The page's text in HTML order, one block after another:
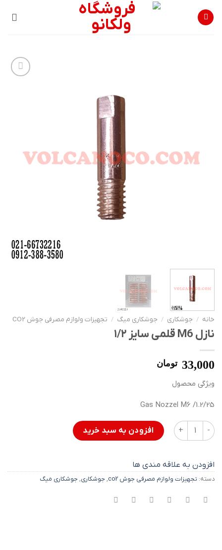
خانه / جوشکاری / جوشکاری میگ / تجهیزات ولوازم مصرفی جوش CO2
نازل M6 قلمی سایز ۱/۲
33,000 تومان
ویژگی محصول
Gas Nozzel M6 /1.2/25
نازل M6 قلمی سایز ۱/۲ عدد افزودن به سبد خرید
افزودن به علاقه مندی ها
دسته: تجهیزات ولوازم مصرفی جوش co2 , جوشکاری, جوشکاری میگ